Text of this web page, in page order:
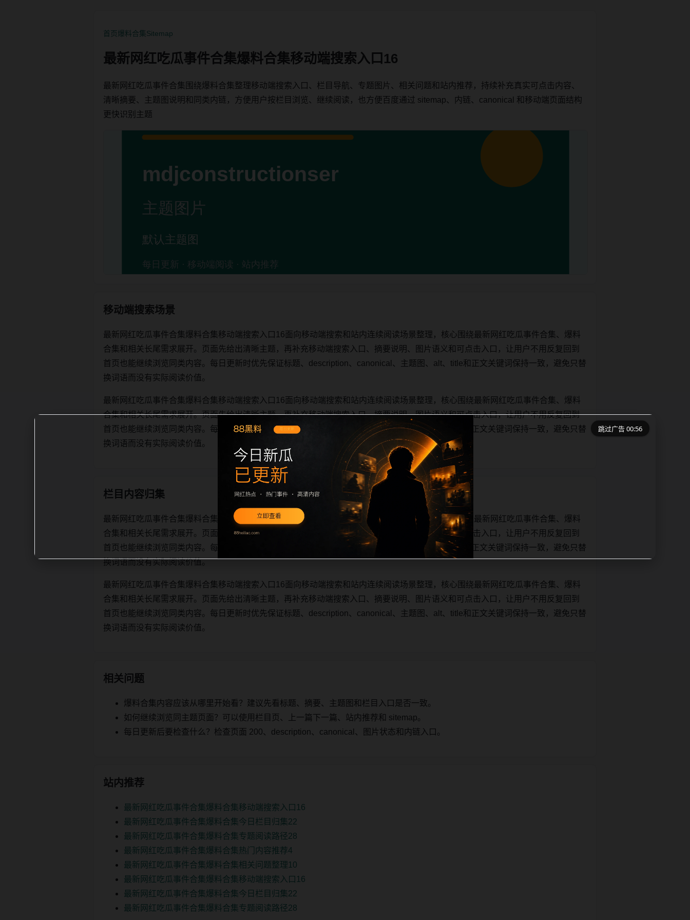
首页 爆料合集Sitemap
最新网红吃瓜事件合集爆料合集移动端搜索入口16
最新网红吃瓜事件合集围绕爆料合集整理移动端搜索入口、栏目导航、专题图片、相关问题和站内推荐，持续补充真实可点击内容、
清晰摘要、主题图说明和同类内链，方便用户按栏目浏览、继续阅读，也方便百度通过 sitemap、内链、canonical 和移动端页面结构
更快识别主题
移动端搜索场景
最新网红吃瓜事件合集爆料合集移动端搜索入口16面向移动端搜索和站内连续阅读场景整理，核心围绕最新网红吃瓜事件合集、爆料
合集和相关长尾需求展开。页面先给出清晰主题，再补充移动端搜索入口、摘要说明、图片语义和可点击入口，让用户不用反复回到
首页也能继续浏览同类内容。每日更新时优先保证标题、description、canonical、主题图、alt、title和正文关键词保持一致，避免只替
换词语而没有实际阅读价值。
最新网红吃瓜事件合集爆料合集移动端搜索入口16面向移动端搜索和站内连续阅读场景整理，核心围绕最新网红吃瓜事件合集、爆料
合集和相关长尾需求展开。页面先给出清晰主题，再补充移动端搜索入口、摘要说明、图片语义和可点击入口，让用户不用反复回到
首页也能继续浏览同类内容。每日更新时优先保证标题、description、canonical、主题图、alt、title和正文关键词保持一致，避免只替
换词语而没有实际阅读价值。
栏目内容归集
最新网红吃瓜事件合集爆料合集移动端搜索入口16面向移动端搜索和站内连续阅读场景整理，核心围绕最新网红吃瓜事件合集、爆料
合集和相关长尾需求展开。页面先给出清晰主题，再补充移动端搜索入口、摘要说明、图片语义和可点击入口，让用户不用反复回到
首页也能继续浏览同类内容。每日更新时优先保证标题、description、canonical、主题图、alt、title和正文关键词保持一致，避免只替
换词语而没有实际阅读价值。
最新网红吃瓜事件合集爆料合集移动端搜索入口16面向移动端搜索和站内连续阅读场景整理，核心围绕最新网红吃瓜事件合集、爆料
合集和相关长尾需求展开。页面先给出清晰主题，再补充移动端搜索入口、摘要说明、图片语义和可点击入口，让用户不用反复回到
首页也能继续浏览同类内容。每日更新时优先保证标题、description、canonical、主题图、alt、title和正文关键词保持一致，避免只替
换词语而没有实际阅读价值。
相关问题
爆料合集内容应该从哪里开始看？建议先看标题、摘要、主题图和栏目入口是否一致。
如何继续浏览同主题页面？可以使用栏目页、上一篇下一篇、站内推荐和 sitemap。
每日更新后要检查什么？检查页面 200、description、canonical、图片状态和内链入口。
站内推荐
最新网红吃瓜事件合集爆料合集移动端搜索入口16
最新网红吃瓜事件合集爆料合集今日栏目归集22
最新网红吃瓜事件合集爆料合集专题阅读路径28
最新网红吃瓜事件合集爆料合集热门内容推荐4
最新网红吃瓜事件合集爆料合集相关问题整理10
最新网红吃瓜事件合集爆料合集移动端搜索入口16
最新网红吃瓜事件合集爆料合集今日栏目归集22
最新网红吃瓜事件合集爆料合集专题阅读路径28
跳过广告 00:55